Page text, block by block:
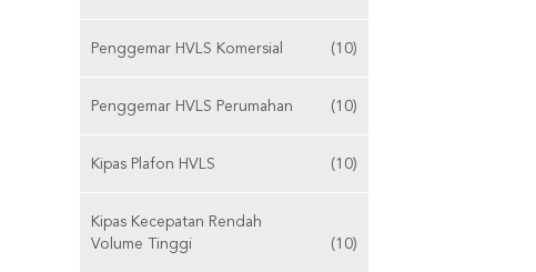
Penggemar HVLS Komersial (10)
Penggemar HVLS Perumahan (10)
Kipas Plafon HVLS (10)
Kipas Kecepatan Rendah
Volume Tinggi
(10)